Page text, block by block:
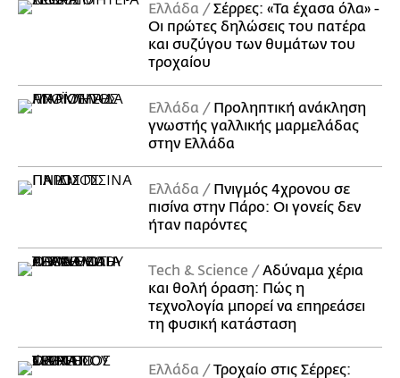
Ελλάδα
Σέρρες: «Τα έχασα όλα» -
Οι πρώτες δηλώσεις του πατέρα
και συζύγου των θυμάτων του
τροχαίου
Ελλάδα
Προληπτική ανάκληση
γνωστής γαλλικής μαρμελάδας
στην Ελλάδα
Ελλάδα
Πνιγμός 4χρονου σε
πισίνα στην Πάρο: Οι γονείς δεν
ήταν παρόντες
Τech & Science
Αδύναμα χέρια
και θολή όραση: Πώς η
τεχνολογία μπορεί να επηρεάσει
τη φυσική κατάσταση
Ελλάδα
Τροχαίο στις Σέρρες: